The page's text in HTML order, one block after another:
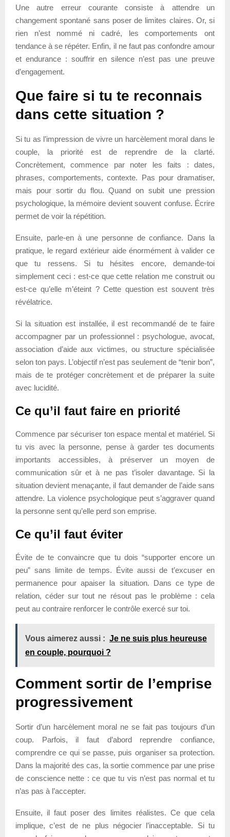
Une autre erreur courante consiste à attendre un
changement spontané sans poser de limites claires. Or, si
rien n’est nommé ni cadré, les comportements ont
tendance à se répéter. Enfin, il ne faut pas confondre amour
et endurance : souffrir en silence n’est pas une preuve
d’engagement.
Que faire si tu te reconnais
dans cette situation ?
Si tu as l’impression de vivre un harcèlement moral dans le
couple, la priorité est de reprendre de la clarté.
Concrètement, commence par noter les faits : dates,
phrases, comportements, contexte. Pas pour dramatiser,
mais pour sortir du flou. Quand on subit une pression
psychologique, la mémoire devient souvent confuse. Écrire
permet de voir la répétition.
Ensuite, parle-en à une personne de confiance. Dans la
pratique, le regard extérieur aide énormément à valider ce
que tu ressens. Si tu hésites encore, demande-toi
simplement ceci : est-ce que cette relation me construit ou
est-ce qu’elle m’éteint ? Cette question est souvent très
révélatrice.
Si la situation est installée, il est recommandé de te faire
accompagner par un professionnel : psychologue, avocat,
association d’aide aux victimes, ou structure spécialisée
selon ton pays. L’objectif n’est pas seulement de “tenir bon”,
mais de te protéger concrètement et de préparer la suite
avec lucidité.
Ce qu’il faut faire en priorité
Commence par sécuriser ton espace mental et matériel. Si
tu vis avec la personne, pense à garder tes documents
importants accessibles, à préserver un moyen de
communication sûr et à ne pas t’isoler davantage. Si la
situation devient menaçante, il faut demander de l’aide sans
attendre. La violence psychologique peut s’aggraver quand
la personne sent qu’elle perd son emprise.
Ce qu’il faut éviter
Évite de te convaincre que tu dois “supporter encore un
peu” sans limite de temps. Évite aussi de t’excuser en
permanence pour apaiser la situation. Dans ce type de
relation, céder sur tout ne résout pas le problème : cela
peut au contraire renforcer le contrôle exercé sur toi.
Vous aimerez aussi : Je ne suis plus heureuse
en couple, pourquoi ?
Comment sortir de l’emprise
progressivement
Sortir d’un harcèlement moral ne se fait pas toujours d’un
coup. Parfois, il faut d’abord reprendre confiance,
comprendre ce qui se passe, puis organiser sa protection.
Dans la majorité des cas, la sortie commence par une prise
de conscience nette : ce que tu vis n’est pas normal et tu
n’as pas à l’accepter.
Ensuite, il faut poser des limites réalistes. Ce que cela
implique, c’est de ne plus négocier l’inacceptable. Si tu